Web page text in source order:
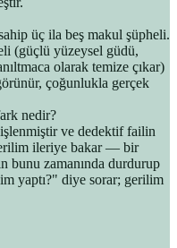
üç ila beş makul şüpheli.
(güçlü yüzeysel güdü,
olarak temize çıkar)
çoğunlukla gerçek
nedir?
ve dedektif failin
ileriye bakar — bir
bunu zamanında durdurup
yaptı?" diye sorar; gerilim